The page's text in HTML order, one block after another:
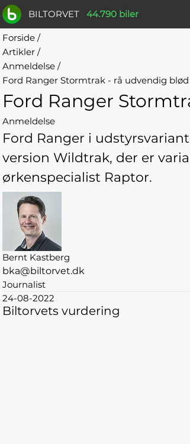
BILTORVET 44.790 biler
Forside /
Artikler /
Anmeldelse /
Ford Ranger Stormtrak - rå udvendig
Ford Ranger
Anmeldelse
Ford Ranger i
version Wildtrak, der er
ørkenspecialist Raptor.
Bernt Kastberg
bka@biltorvet.dk
Journalist
24-08-2022
Biltorvets vurdering